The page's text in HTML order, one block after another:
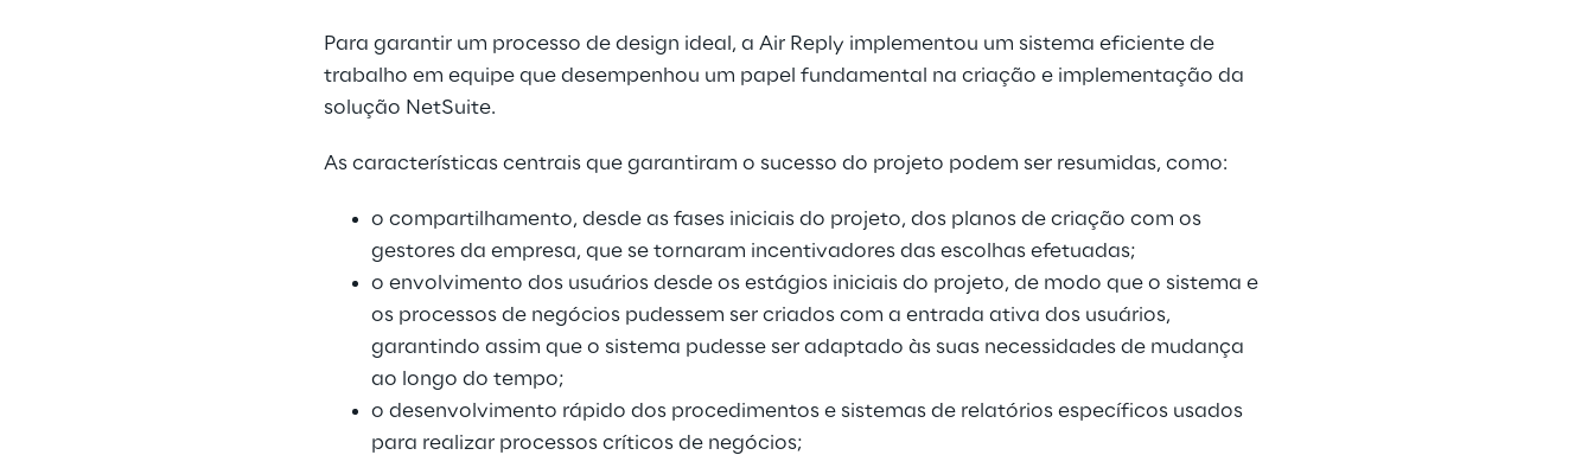
Para garantir um processo de design ideal, a Air Reply implementou um sistema eficiente de
trabalho em equipe que desempenhou um papel fundamental na criação e implementação da
solução NetSuite.
As características centrais que garantiram o sucesso do projeto podem ser resumidas, como:
o compartilhamento, desde as fases iniciais do projeto, dos planos de criação com os
gestores da empresa, que se tornaram incentivadores das escolhas efetuadas;
o envolvimento dos usuários desde os estágios iniciais do projeto, de modo que o sistema e
os processos de negócios pudessem ser criados com a entrada ativa dos usuários,
garantindo assim que o sistema pudesse ser adaptado às suas necessidades de mudança
ao longo do tempo;
o desenvolvimento rápido dos procedimentos e sistemas de relatórios específicos usados
para realizar processos críticos de negócios;